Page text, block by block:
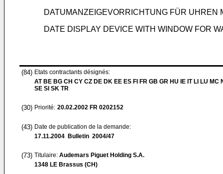
DATUMANZEIGEVORRICHTUNG FÜR UHREN
DATE DISPLAY DEVICE WITH WINDOW FOR
(84) Etats contractants désignés:
AT BE BG CH CY CZ DE DK EE ES FI FR GB GR HU IE IT LI LU MC
SE SI SK TR
(30) Priorité: 20.02.2002 FR 0202152
(43) Date de publication de la demande:
17.11.2004 Bulletin 2004/47
(73) Titulaire: Audemars Piguet Holding S.A.
1348 LE Brassus (CH)